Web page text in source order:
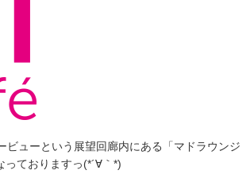
ビューという展望回廊内にある「マドラウンジ
っておりますっ(*´∀｀*)